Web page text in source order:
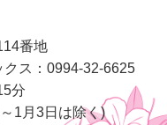
番地
クス：0994-32-6625
分
1月3日は除く)